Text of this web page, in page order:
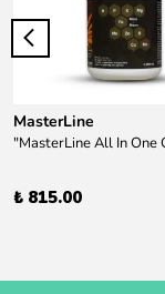
MasterLine
₺ 815.00